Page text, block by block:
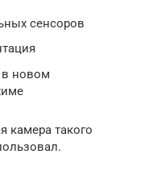
сенсоров
в новом
камера такого